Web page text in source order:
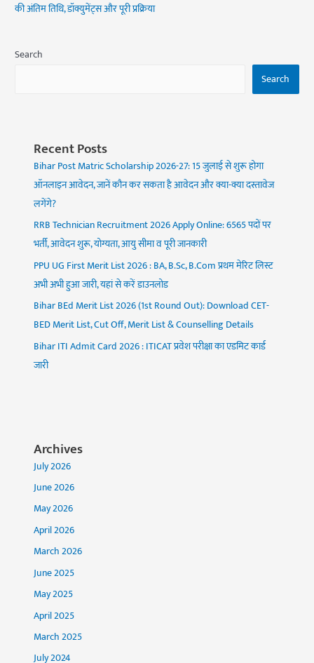
की अंतिम तिथि, डॉक्युमेंट्स और पूरी प्रक्रिया
Search
Search
Recent Posts
Bihar Post Matric Scholarship 2026-27: 15 जुलाई से शुरू होगा
ऑनलाइन आवेदन, जानें कौन कर सकता है आवेदन और क्या-क्या दस्तावेज
लगेंगे?
RRB Technician Recruitment 2026 Apply Online: 6565 पदों पर
भर्ती, आवेदन शुरू, योग्यता, आयु सीमा व पूरी जानकारी
PPU UG First Merit List 2026 : BA, B.Sc, B.Com प्रथम मेरिट लिस्ट
अभी अभी हुआ जारी, यहां से करें डाउनलोड
Bihar BEd Merit List 2026 (1st Round Out): Download CET-
BED Merit List, Cut Off, Merit List & Counselling Details
Bihar ITI Admit Card 2026 : ITICAT प्रवेश परीक्षा का एडमिट कार्ड
जारी
Archives
July 2026
June 2026
May 2026
April 2026
March 2026
June 2025
May 2025
April 2025
March 2025
July 2024